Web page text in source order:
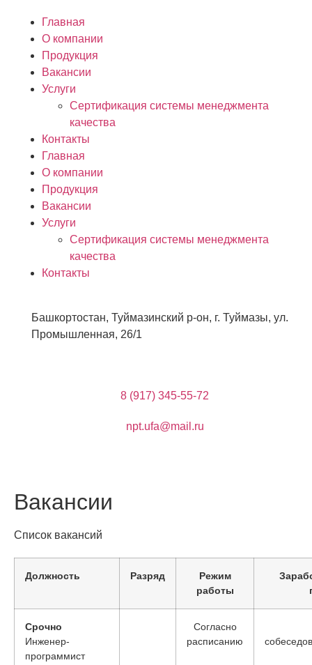
Главная
О компании
Продукция
Вакансии
Услуги
Сертификация системы менеджмента
качества
Контакты
Главная
О компании
Продукция
Вакансии
Услуги
Сертификация системы менеджмента
качества
Контакты
Башкортостан, Туймазинский р-он, г. Туймазы, ул.
Промышленная, 26/1
8 (917) 345-55-72
npt.ufa@mail.ru
Вакансии
Список вакансий
Должность Разряд
Режим
работы
Срочно
Инженер-
программист
Согласно
расписанию